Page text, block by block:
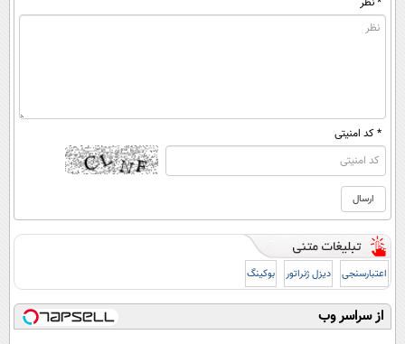
* کد امنیتی
اعتبارسنجی دیزل ژنراتور بوکینگ
از سراسر وب